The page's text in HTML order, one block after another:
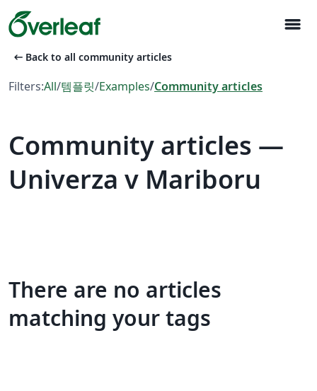
menu
arrow_left_alt Back to all community articles
Filters:All/템플릿/Examples/Community articles
Community articles —
Univerza v Mariboru
There are no articles
matching your tags